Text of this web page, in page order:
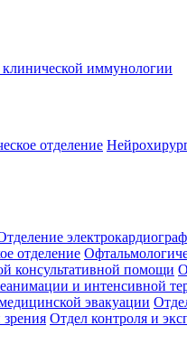
клинической иммунологии
отделение
отделение
консультативной помощи
и интенсивной
эвакуации
Отдел контроля и